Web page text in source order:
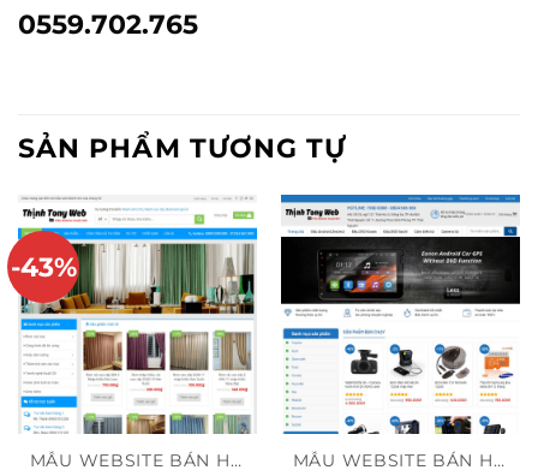
0559.702.765
SẢN PHẨM TƯƠNG TỰ
-43%
MẪU WEBSITE BÁN HÀNG MẪU WEBSITE BÁN HÀNG